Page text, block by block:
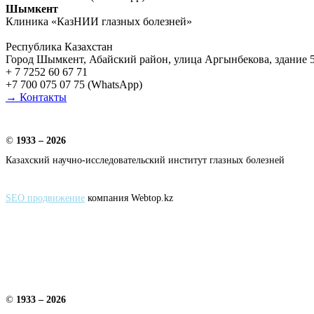
Шымкент
Клиника «КазНИИ глазных болезней»
Республика Казахстан
Город Шымкент, Абайский район, улица Аргынбекова, здание
+ 7 7252 60 67 71
+7 700 075 07 75 (WhatsApp)
→ Контакты
© 1933 – 2026
Казахский научно-исследовательский институт глазных болезней
SEO продвижение компания Webtop.kz
© 1933 – 2026